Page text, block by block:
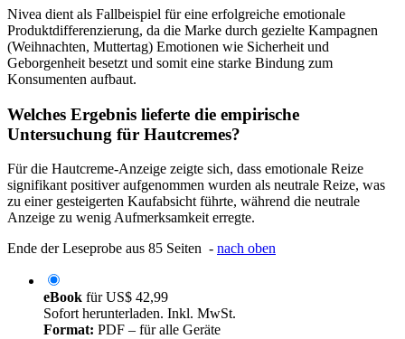
Nivea dient als Fallbeispiel für eine erfolgreiche emotionale
Produktdifferenzierung, da die Marke durch gezielte Kampagnen
(Weihnachten, Muttertag) Emotionen wie Sicherheit und
Geborgenheit besetzt und somit eine starke Bindung zum
Konsumenten aufbaut.
Welches Ergebnis lieferte die empirische
Untersuchung für Hautcremes?
Für die Hautcreme-Anzeige zeigte sich, dass emotionale Reize
signifikant positiver aufgenommen wurden als neutrale Reize, was
zu einer gesteigerten Kaufabsicht führte, während die neutrale
Anzeige zu wenig Aufmerksamkeit erregte.
Ende der Leseprobe aus 85 Seiten - nach oben
eBook fürUS$ 42,99
Sofort herunterladen. Inkl. MwSt.
Format: PDF – für alle Geräte